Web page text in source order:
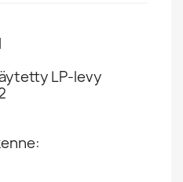
LP-levy